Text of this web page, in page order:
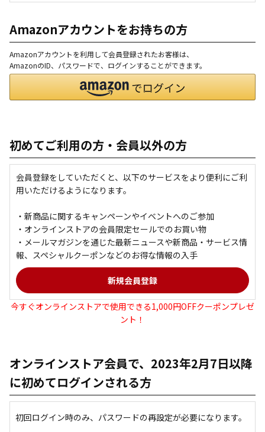
Amazonアカウントをお持ちの方
Amazonアカウントを利用して会員登録されたお客様は、
AmazonのID、パスワードで、ログインすることができます。
初めてご利用の方・会員以外の方
会員登録をしていただくと、以下のサービスをより便利にご利
用いただけるようになります。
・新商品に関するキャンペーンやイベントへのご参加
・オンラインストアの会員限定セールでのお買い物
・メールマガジンを通じた最新ニュースや新商品・サービス情
報、スペシャルクーポンなどのお得な情報の入手
今すぐオンラインストアで使用できる1,000円OFFクーポンプレゼ
ント！
オンラインストア会員で、2023年2月7日以降
に初めてログインされる方
初回ログイン時のみ、パスワードの再設定が必要になります。